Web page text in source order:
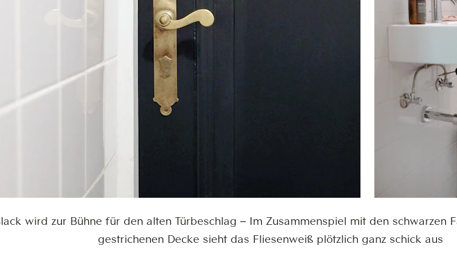
wird zur Bühne für den alten Türbeschlag – Im Zusammenspiel mit den schwarzen
gestrichenen Decke sieht das Fliesenweiß plötzlich ganz schick aus